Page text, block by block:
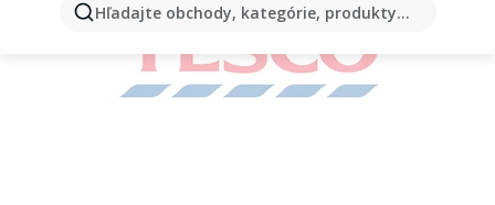
Hľadajte obchody, kategórie, produkty...